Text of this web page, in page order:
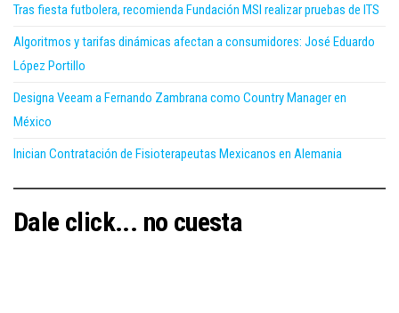
Tras fiesta futbolera, recomienda Fundación MSI realizar pruebas de ITS
Algoritmos y tarifas dinámicas afectan a consumidores: José Eduardo
López Portillo
Designa Veeam a Fernando Zambrana como Country Manager en
México
Inician Contratación de Fisioterapeutas Mexicanos en Alemania
Dale click... no cuesta